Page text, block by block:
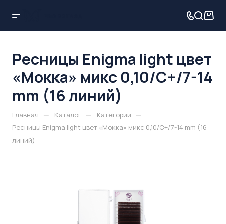
Ресницы Enigma light цвет
«Мокка» микс 0,10/C+/7-14
mm (16 линий)
Главная — Каталог — Категории —
Ресницы Enigma light цвет «Мокка» микс 0,10/C+/7-14 mm (16
линий)